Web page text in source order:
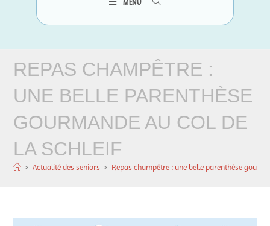
MENU
REPAS CHAMPÊTRE :
UNE BELLE PARENTHÈSE
GOURMANDE AU COL DE
LA SCHLEIF
> Actualité des seniors > Repas champêtre : une belle parenthèse